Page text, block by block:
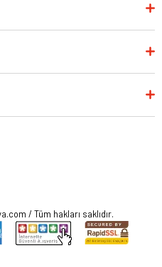
/ Tüm hakları saklıdır.